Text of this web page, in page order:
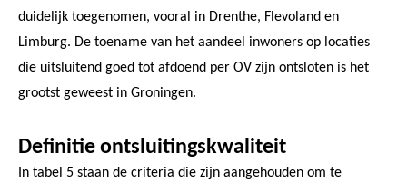
duidelijk toegenomen, vooral in Drenthe, Flevoland en
Limburg. De toename van het aandeel inwoners op locaties
die uitsluitend goed tot afdoend per OV zijn ontsloten is het
grootst geweest in Groningen.
Definitie ontsluitingskwaliteit
In tabel 5 staan de criteria die zijn aangehouden om te